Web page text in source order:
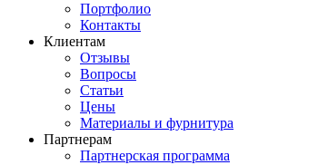
Портфолио
Контакты
Клиентам
Отзывы
Вопросы
Статьи
Цены
Материалы и фурнитура
Партнерам
Партнерская программа